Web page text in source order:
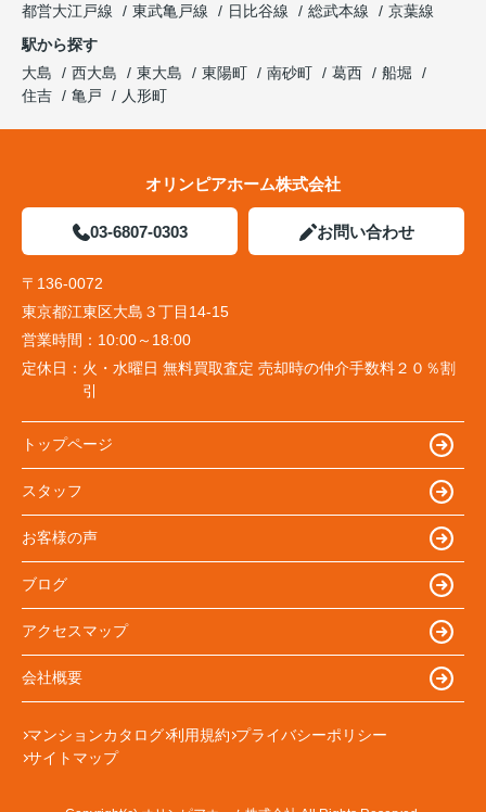
都営大江戸線
東武亀戸線 日比谷線 総武本線
京葉線
駅から探す
大島
西大島 東大島 東陽町 南砂町 葛西
船堀
住吉
亀戸 人形町
オリンピアホーム株式会社
03-6807-0303 お問い合わせ
〒136-0072
東京都江東区大島３丁目14-15
営業時間： 10:00～18:00
定休日： 火・水曜日 無料買取査定 売却時の仲介手数料２０％割
引
トップページ
スタッフ
お客様の声
ブログ
アクセスマップ
会社概要
マンションカタログ 利用規約 プライバシーポリシー
サイトマップ